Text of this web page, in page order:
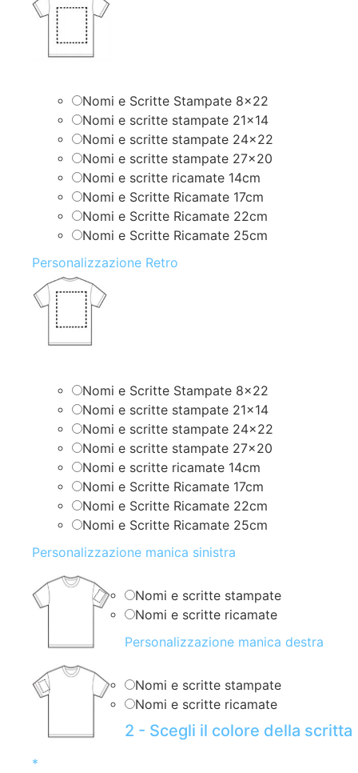
Nomi e Scritte Stampate 8×22
Nomi e scritte stampate 21×14
Nomi e scritte stampate 24×22
Nomi e scritte stampate 27×20
Nomi e scritte ricamate 14cm
Nomi e Scritte Ricamate 17cm
Nomi e Scritte Ricamate 22cm
Nomi e Scritte Ricamate 25cm
Personalizzazione Retro
Nomi e Scritte Stampate 8×22
Nomi e scritte stampate 21×14
Nomi e scritte stampate 24×22
Nomi e scritte stampate 27×20
Nomi e scritte ricamate 14cm
Nomi e Scritte Ricamate 17cm
Nomi e Scritte Ricamate 22cm
Nomi e Scritte Ricamate 25cm
Personalizzazione manica sinistra
Nomi e scritte stampate
Nomi e scritte ricamate
Personalizzazione manica destra
Nomi e scritte stampate
Nomi e scritte ricamate
2 - Scegli il colore della scritta
*